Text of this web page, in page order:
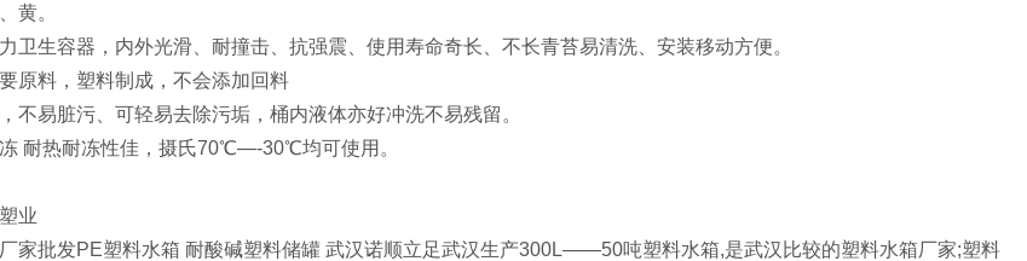
黄。
生容器，内外光滑、耐撞击、抗强震、使用寿命奇长、不长青苔易清洗、安装移动方便。
料，塑料制成，不会添加回料
易脏污、可轻易去除污垢，桶内液体亦好冲洗不易残留。
耐热耐冻性佳，摄氏70℃—-30℃均可使用。
业
批发PE塑料水箱 耐酸碱塑料储罐 武汉诺顺立足武汉生产300L——50吨塑料水箱,是武汉比较的塑料水箱厂家;塑料